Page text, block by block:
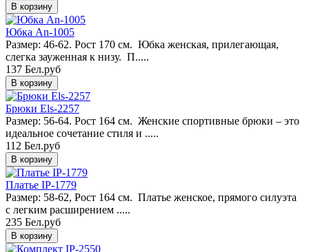
Юбка An-1005
Размер: 46-62. Рост 170 см. Юбка женская, прилегающая,
слегка зауженная к низу. П.....
137 Бел.руб
Брюки Els-2257
Размер: 56-64. Рост 164 см. Женские спортивные брюки – это
идеальное сочетание стиля и .....
112 Бел.руб
Платье IP-1779
Размер: 58-62, Рост 164 см. Платье женское, прямого силуэта
с легким расширением .....
235 Бел.руб